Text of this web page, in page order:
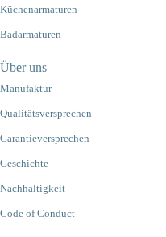
Küchenarmaturen
Badarmaturen
Über uns
Manufaktur
Qualitätsversprechen
Garantieversprechen
Geschichte
Nachhaltigkeit
Code of Conduct